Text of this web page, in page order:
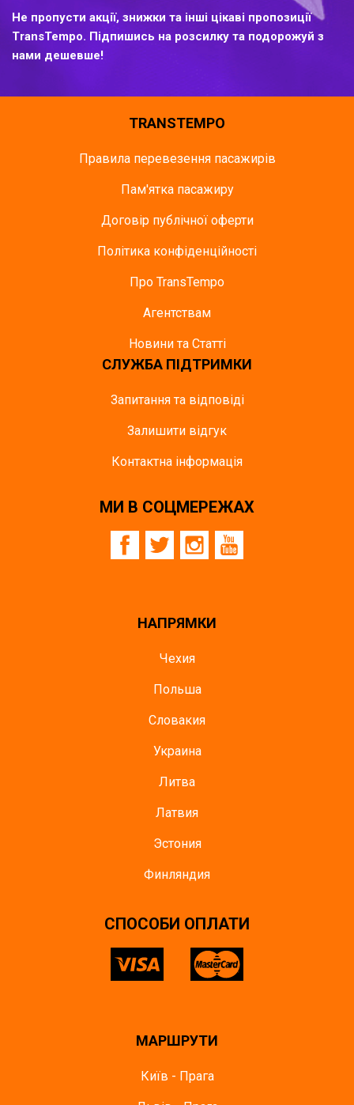
Не пропусти акції, знижки та інші цікаві пропозиції
TransTempo. Підпишись на розсилку та подорожуй з
нами дешевше!
TRANSTEMPO
Правила перевезення пасажирів
Пам'ятка пасажиру
Договір публічної оферти
Політика конфіденційності
Про TransTempo
Агентствам
Новини та Статті
СЛУЖБА ПІДТРИМКИ
Запитання та відповіді
Залишити відгук
Контактна інформація
МИ В СОЦМЕРЕЖАХ
НАПРЯМКИ
Чехия
Польша
Словакия
Украина
Литва
Латвия
Эстония
Финляндия
СПОСОБИ ОПЛАТИ
МАРШРУТИ
Київ - Прага